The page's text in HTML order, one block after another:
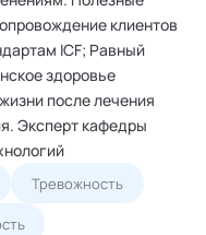
клиентов
ICF; Равный
здоровье
после лечения
Эксперт кафедры
Тревожность